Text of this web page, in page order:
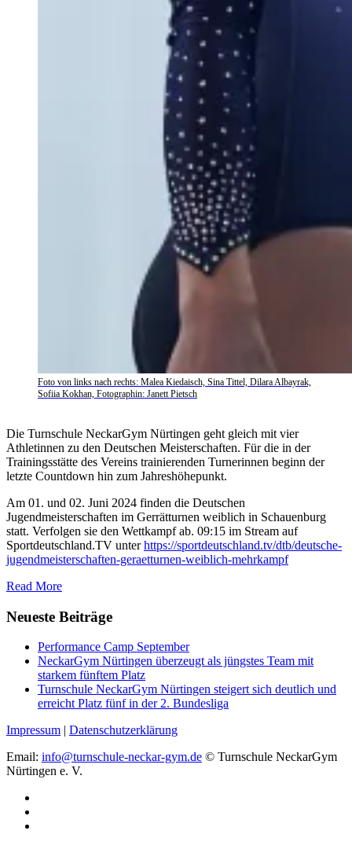
Foto von links nach rechts: Malea Kiedaisch, Sina Tittel, Dilara Albayrak,
Sofiia Kokhan, Fotographin: Janett Pietsch
Die Turnschule NeckarGym Nürtingen geht gleich mit vier
Athletinnen zu den Deutschen Meisterschaften. Für die in der
Trainingsstätte des Vereins trainierenden Turnerinnen beginn der
letzte Countdown hin zum Jahreshöhepunkt.
Am 01. und 02. Juni 2024 finden die Deutschen
Jugendmeisterschaften im Gerrätturnen weiblich in Schauenburg
statt. Verfolgen sie den Wettkampf ab. 09:15 im Stream auf
Sportdeutschland.TV unterhttps://sportdeutschland.tv/dtb/deutsche-
jugendmeisterschaften-geraetturnen-weiblich-mehrkampf
Read More
Neueste Beiträge
Performance Camp September
NeckarGym Nürtingen überzeugt als jüngstes Team mit
starkem fünftem Platz
Turnschule NeckarGym Nürtingen steigert sich deutlich und
erreicht Platz fünf in der 2. Bundesliga
Impressum | Datenschutzerklärung
Email: info@turnschule-neckar-gym.de © Turnschule NeckarGym
Nürtingen e. V.